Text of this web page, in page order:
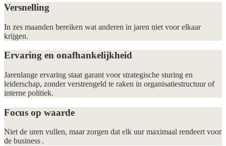
Versnelling
In zes maanden bereiken wat anderen in jaren niet voor elkaar
krijgen.
Ervaring en onafhankelijkheid
Jarenlange ervaring staat garant voor strategische sturing en
leiderschap, zonder verstrengeld te raken in organisatiestructuur of
interne politiek.
Focus op waarde
Niet de uren vullen, maar zorgen dat elk uur maximaal rendeert voor
de business .